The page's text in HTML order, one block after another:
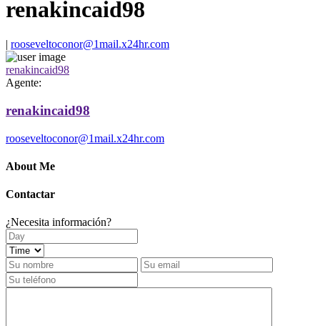
renakincaid98
| rooseveltoconor@1mail.x24hr.com
renakincaid98
Agente:
renakincaid98
rooseveltoconor@1mail.x24hr.com
About Me
Contactar
¿Necesita información?